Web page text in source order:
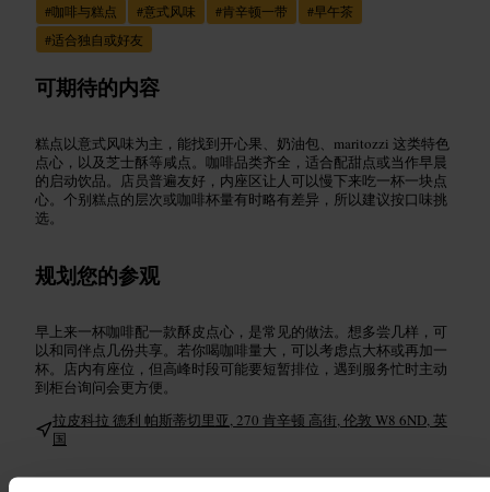
#咖啡与糕点 #意式风味 #肯辛顿一带 #早午茶
#适合独自或好友
可期待的内容
糕点以意式风味为主，能找到开心果、奶油包、maritozzi 这类特色
点心，以及芝士酥等咸点。咖啡品类齐全，适合配甜点或当作早晨
的启动饮品。店员普遍友好，内座区让人可以慢下来吃一杯一块点
心。个别糕点的层次或咖啡杯量有时略有差异，所以建议按口味挑
选。
规划您的参观
早上来一杯咖啡配一款酥皮点心，是常见的做法。想多尝几样，可
以和同伴点几份共享。若你喝咖啡量大，可以考虑点大杯或再加一
杯。店内有座位，但高峰时段可能要短暂排位，遇到服务忙时主动
到柜台询问会更方便。
拉皮科拉 德利 帕斯蒂切里亚, 270 肯辛顿 高街, 伦敦 W8 6ND, 英
国